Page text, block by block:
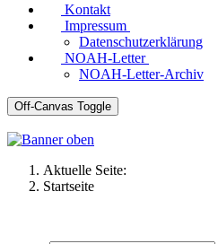
Kontakt
Impressum
Datenschutzerklärung
NOAH-Letter
NOAH-Letter-Archiv
Off-Canvas Toggle
Aktuelle Seite:
Startseite